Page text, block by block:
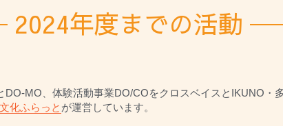
2024年度までの活動
DO-MO、体験活動事業DO/COをクロスベイスとIKUNO・
化ふらっと が運営しています。